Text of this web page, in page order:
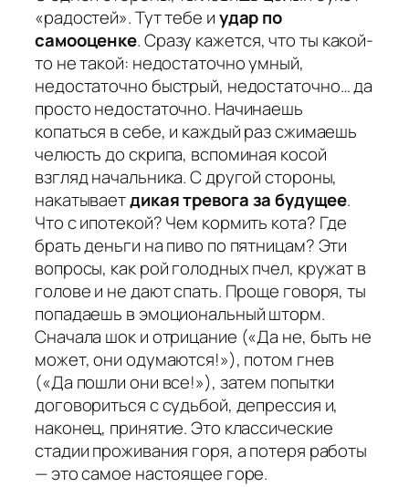
«радостей». Тут тебе иудар по
самооценке. Сразу кажется, что ты какой-
то не такой: недостаточно умный,
недостаточно быстрый, недостаточно… да
просто недостаточно. Начинаешь
копаться в себе, и каждый раз сжимаешь
челюсть до скрипа, вспоминая косой
взгляд начальника. С другой стороны,
накатываетдикая тревога за будущее.
Что с ипотекой? Чем кормить кота? Где
брать деньги на пиво по пятницам? Эти
вопросы, как рой голодных пчел, кружат в
голове и не дают спать. Проще говоря, ты
попадаешь в эмоциональный шторм.
Сначала шок и отрицание («Да не, быть не
может, они одумаются!»), потом гнев
(«Да пошли они все!»), затем попытки
договориться с судьбой, депрессия и,
наконец, принятие. Это классические
стадии проживания горя, а потеря работы
— это самое настоящее горе.